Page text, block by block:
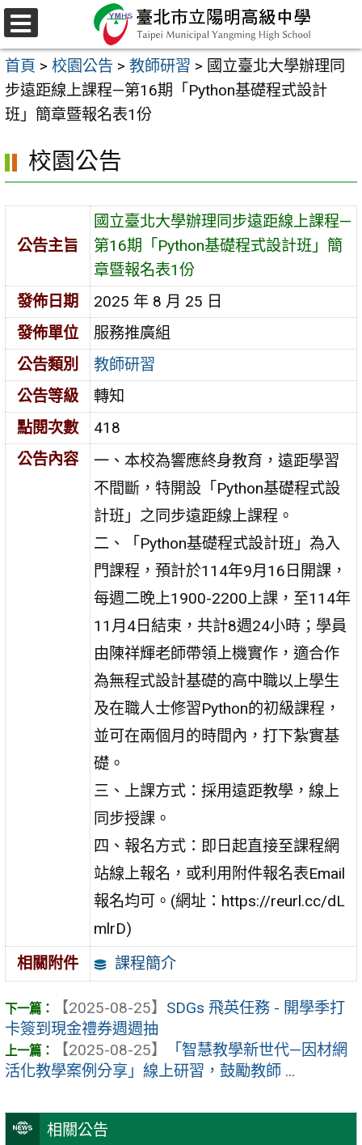
跳
至
主
要
內
區
選
單
首頁 > 校園公告 > 教師研習 > 國立臺北大學辦理同
步遠距線上課程—第16期「Python基礎程式設計
班」簡章暨報名表1份
相關公告
校園公告
公告主旨
國立臺北大學辦理同步遠距線上課程—
第16期「Python基礎程式設計班」簡
章暨報名表1份
發佈日期
2025 年 8 月 25 日
發佈單位
服務推廣組
公告類別
教師研習
公告等級
轉知
點閱次數
418
公告內容
一、本校為響應終身教育，遠距學習
不間斷，特開設「Python基礎程式設
計班」之同步遠距線上課程。
二、「Python基礎程式設計班」為入
門課程，預計於114年9月16日開課，
每週二晚上1900-2200上課，至114年
11月4日結束，共計8週24小時；學員
由陳祥輝老師帶領上機實作，適合作
為無程式設計基礎的高中職以上學生
及在職人士修習Python的初級課程，
並可在兩個月的時間內，打下紮實基
礎。
三、上課方式：採用遠距教學，線上
同步授課。
四、報名方式：即日起直接至課程網
站線上報名，或利用附件報名表Email
報名均可。(網址：https://reurl.cc/dL
mlrD)
相關附件
課程簡介
【2025-08-25】 SDGs 飛英任務 - 開學季打
卡簽到現金禮券週週抽
【2025-08-25】
「智慧教學新世代—因材網
活化教學案例分享」線上研習，鼓勵教師 ...